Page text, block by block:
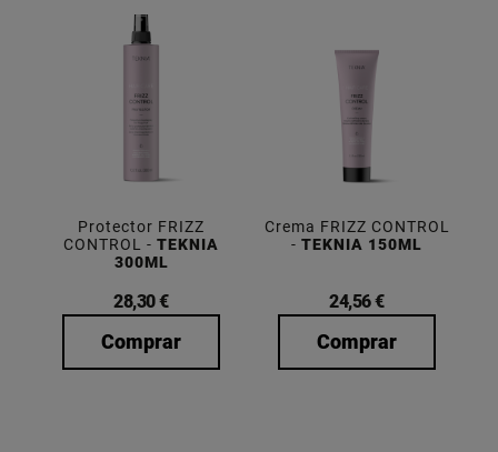
Protector FRIZZ
CONTROL - TEKNIA
300ML
28,30 €
Comprar
Crema FRIZZ CONTROL
- TEKNIA 150ML
24,56 €
Comprar